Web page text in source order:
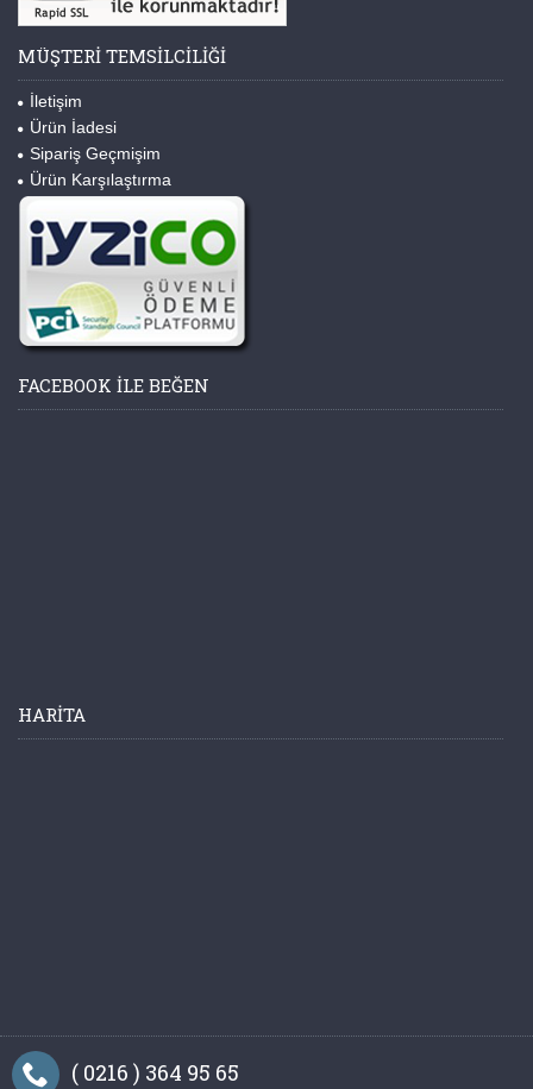
MÜŞTERI TEMSILCILIĞI
İletişim
Ürün İadesi
Sipariş Geçmişim
Ürün Karşılaştırma
FACEBOOK ILE BEĞEN
HARITA
( 0216 ) 364 95 65